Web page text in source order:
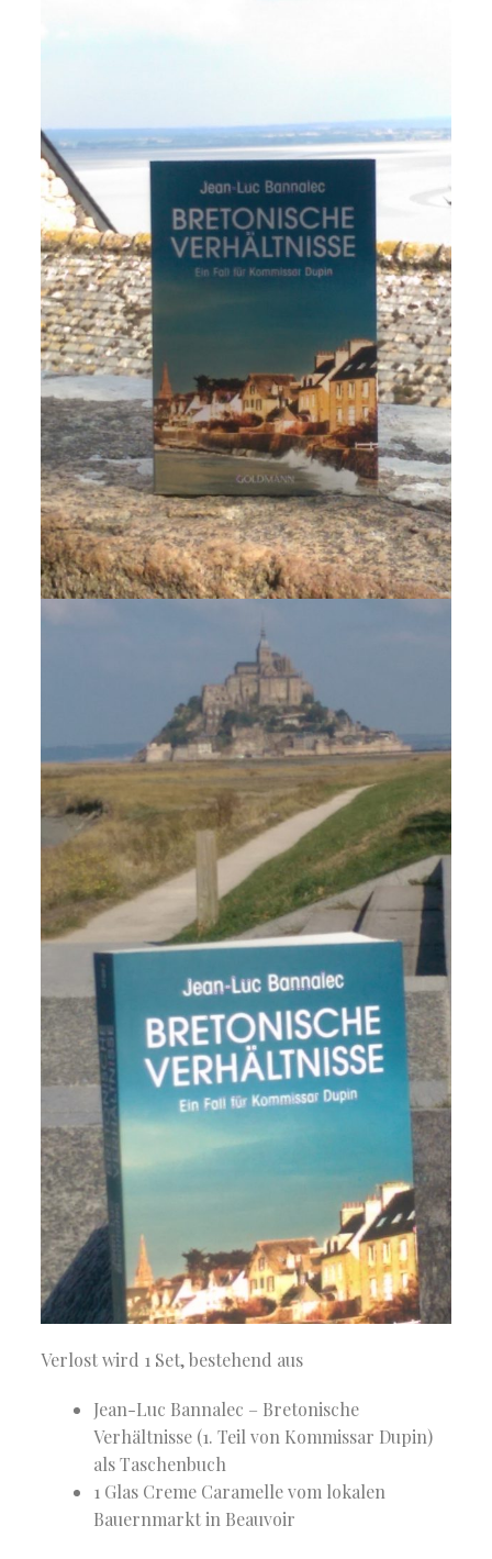
Verlost wird 1 Set, bestehend aus
Jean-Luc Bannalec – Bretonische
Verhältnisse (1. Teil von Kommissar Dupin)
als Taschenbuch
1 Glas Creme Caramelle vom lokalen
Bauernmarkt in Beauvoir